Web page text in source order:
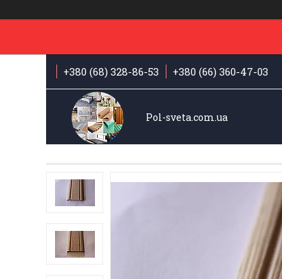
+380 (68) 328-86-53 +380 (66) 360-47-03
Pol-sveta.com.ua